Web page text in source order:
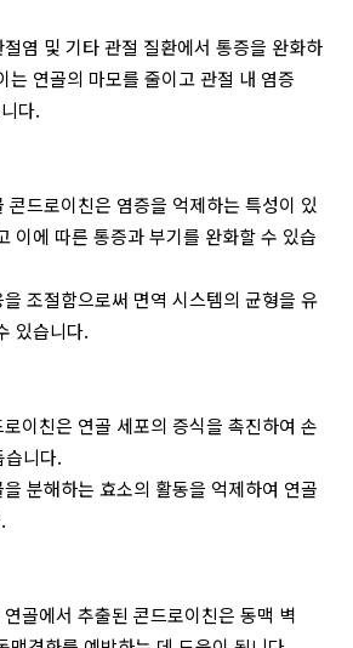
염 및 기타 관절 질환에서 통증을 완화하
는 연골의 마모를 줄이고 관절 내 염증
다.
콘드로이친은 염증을 억제하는 특성이 있
이에 따른 통증과 부기를 완화할 수 있습
조절함으로써 면역 시스템의 균형을 유
있습니다.
이친은 연골 세포의 증식을 촉진하여 손
습니다.
분해하는 효소의 활동을 억제하여 연골
골에서 추출된 콘드로이친은 동맥 벽